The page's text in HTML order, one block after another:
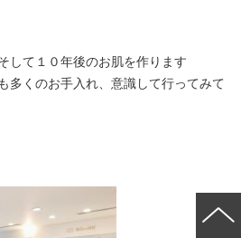
して１０年後のお肌を作ります
多くのお手入れ、意識して行ってみて